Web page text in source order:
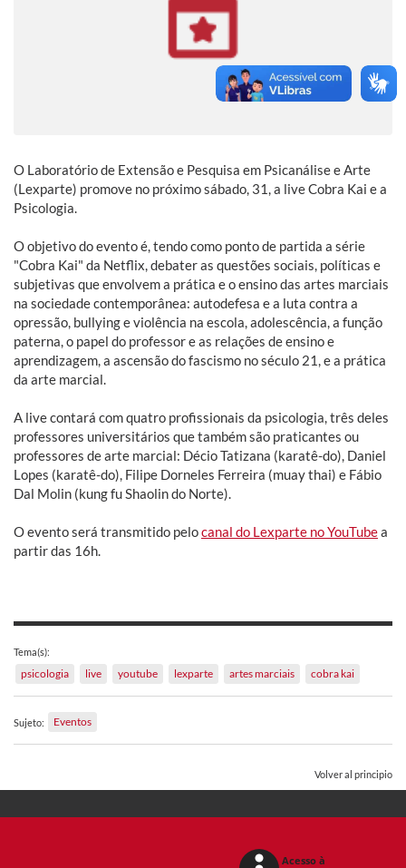
O Laboratório de Extensão e Pesquisa em Psicanálise e Arte
(Lexparte) promove no próximo sábado, 31, a live Cobra Kai e a
Psicologia.
O objetivo do evento é, tendo como ponto de partida a série
"Cobra Kai" da Netflix, debater as questões sociais, políticas e
subjetivas que envolvem a prática e o ensino das artes marciais
na sociedade contemporânea: autodefesa e a luta contra a
opressão, bullying e violência na escola, adolescência, a função
paterna, o papel do professor e as relações de ensino e
aprendizagem, a ascensão do fascismo no século 21, e a prática
da arte marcial.
A live contará com quatro profissionais da psicologia, três deles
professores universitários que também são praticantes ou
professores de arte marcial: Décio Tatizana (karatê-do), Daniel
Lopes (karatê-do), Filipe Dorneles Ferreira (muay thai) e Fábio
Dal Molin (kung fu Shaolin do Norte).
O evento será transmitido pelocanal do Lexparte no YouTubea
partir das 16h.
Tema(s):
psicologia live youtube lexparte artes marciais cobra kai
Sujeto: Eventos
Volver al principio